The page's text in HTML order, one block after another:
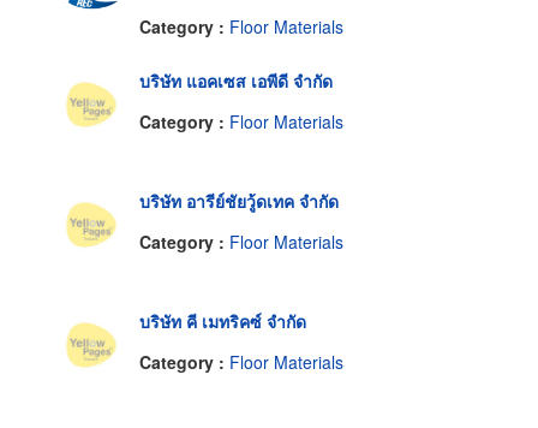
Category : Floor Materials
บริษัท แอคเซส เอพีดี จำกัด
Category : Floor Materials
บริษัท อารีย์ชัยวู้ดเทค จำกัด
Category : Floor Materials
บริษัท คี เมทริคซ์ จำกัด
Category : Floor Materials